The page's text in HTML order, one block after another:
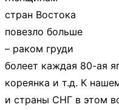
стран Востока
повезло больше
– раком груди
болеет каждая 80-ая
кореянка и т.д. К
и страны СНГ в этом